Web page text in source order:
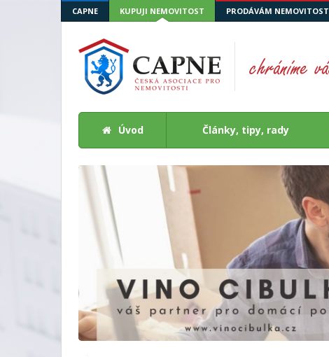
CAPNE KUPUJI NEMOVITOST PRODÁVÁM NEMOVITOST
Úvod Články, tipy, rady